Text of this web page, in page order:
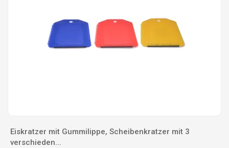
Eiskratzer mit Gummilippe, Scheibenkratzer mit 3
verschieden...